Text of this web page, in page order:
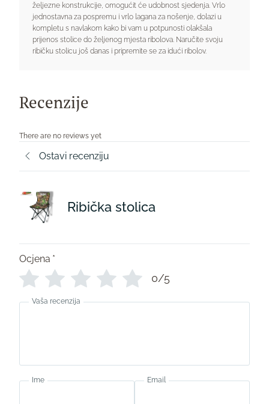
željezne konstrukcije, omogućit će udobnost sjedenja. Vrlo
jednostavna za pospremu i vrlo lagana za nošenje, dolazi u
kompletu s navlakom kako bi vam u potpunosti olakšala
prijenos stolice do željenog mjesta ribolova. Naručite svoju
ribičku stolicu još danas i pripremite se za idući ribolov.
Recenzije
There are no reviews yet
Ostavi recenziju
Ribička stolica
Ocjena *
0/5
Vaša recenzija
Ime Email